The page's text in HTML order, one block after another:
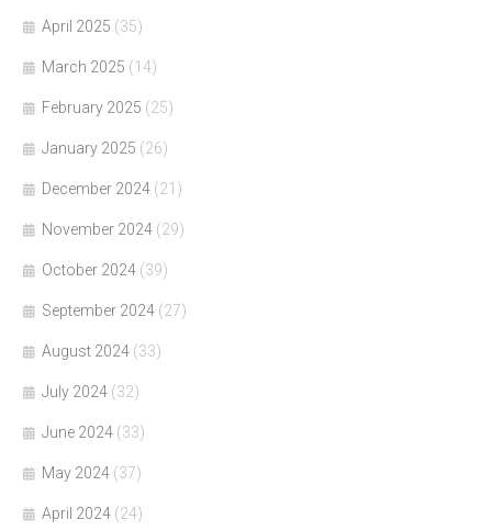
April 2025 (35)
March 2025 (14)
February 2025 (25)
January 2025 (26)
December 2024 (21)
November 2024 (29)
October 2024 (39)
September 2024 (27)
August 2024 (33)
July 2024 (32)
June 2024 (33)
May 2024 (37)
April 2024 (24)